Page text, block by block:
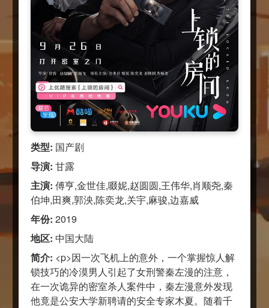
类型: 国产剧
导演: 甘露
主演: 傅亨,金世佳,啜妮,赵圆圆,王伟华,肖顺尧,秦
伯坤,田爽,郭泱,陈奕龙,关宇,麻骏,边嘉威
年份: 2019
地区: 中国大陆
简介: <p>因一次飞机上的意外，一个掌握惊人解
锁技巧的冷漠男人引起了女刑警秦左漫的注意，
在一次诡异的密室杀人案件中，秦左漫意外发现
他竟是公安大学新聘请的安全专家木夏。随着千